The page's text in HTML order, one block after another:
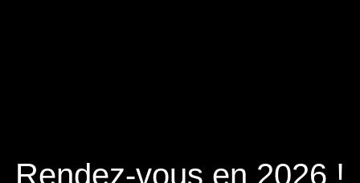
Rendez-vous en 2026 !